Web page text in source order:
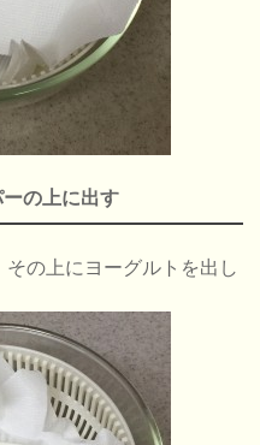
の上に出す
の上にヨーグルトを出し